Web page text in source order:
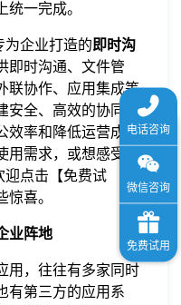
统一完成。
为企业打造的 即时沟
即时沟通、文件管
联协作、应用集成等
安全、高效的协同办
效率和降低运营成本
用需求，或想感受下
迎点击【免费试
惊喜。
业阵地
用，往往有多家同时
有第三方的应用系